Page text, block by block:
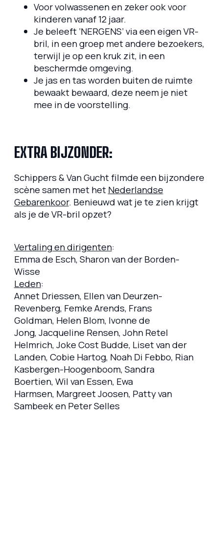
Voor volwassenen en zeker ook voor
kinderen vanaf 12 jaar.
Je beleeft ‘NERGENS’ via een eigen VR-
bril, in een groep met andere bezoekers,
terwijl je op een kruk zit, in een
beschermde omgeving.
Je jas en tas worden buiten de ruimte
bewaakt bewaard, deze neem je niet
mee in de voorstelling.
EXTRA BIJZONDER:
Schippers & Van Gucht filmde een bijzondere
scène samen met hetNederlandse
Gebarenkoor. Benieuwd wat je te zien krijgt
als je de VR-bril opzet?
Vertaling en dirigenten:
Emma de Esch, Sharon van der Borden-
Wisse
Leden:
Annet Driessen, Ellen van Deurzen-
Revenberg, Femke Arends, Frans
Goldman, Helen Blom, Ivonne de
Jong, Jacqueline Rensen, John Retel
Helmrich, Joke Cost Budde, Liset van der
Landen, Cobie Hartog, Noah Di Febbo, Rian
Kasbergen-Hoogenboom, Sandra
Boertien, Wil van Essen, Ewa
Harmsen, Margreet Joosen, Patty van
Sambeek en Peter Selles